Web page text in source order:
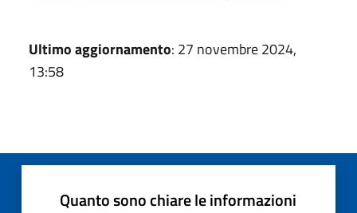
Ultimo aggiornamento: 27 novembre 2024,
13:58
Quanto sono chiare le informazioni